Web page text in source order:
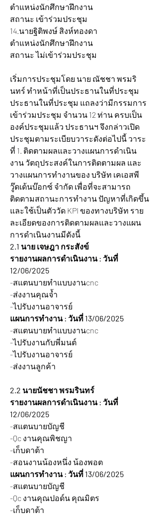
ตำแหน่งนักศึกษาฝึกงาน
สถานะ เข้าร่วมประชุม
14.นายฐิติพงษ์ สิงห์ทองดา
ตำแหน่งนักศึกษาฝึกงาน
สถานะ ไม่เข้าร่วมประชุม
เริ่มการประชุมโดย นาย ณัชชา พรมริ
นทร์ ทำหน้าที่เป็นประธานในที่ประชุม
ประธานในที่ประชุม แถลงว่ามีกรรมการ
เข้าร่วมประชุม จำนวน 12 ท่าน ครบเป็น
องค์ประชุมแล้ว ประธานฯ จึงกล่าวเปิด
ประชุมตามระเบียบวาระดังต่อไปนี้ วาระ
ที่ 1. ติดตามผลและวางแผนการดำเนิน
งาน วัตถุประสงค์ในการติดตามผล และ
วางแผนการทำงานของ บริษัท เคเอสพี
วู๊ดเด้นบ๊อกซ์ จำกัด เพื่อที่จะสามารถ
ติดตามสถานะการทำงาน ปัญหาที่เกิดขึ้น
และใช้เป็นตัววัด KPI ของทางบริษัท ราย
ละเอียดของการติดตามผลและวางแผน
การดำเนินงานมีดังนี้
2.1 นาย เจษฎา กระสังข์
รายงานผลการดำเนินงาน : วันที่
12/06/2025
-สแตนบายทำแบบงานcnc
-ส่งงานคุณจ้ำ
-ไปรับงานอาจารย์
แผนการทำงาน : วันที่ 13/06/2025
-สแตนบายทำแบบงานcnc
-ไปรับงานกับพี่มนต์
-ไปรับงานอาจารย์
-ส่งงานลูกค้า
2.2 นายนัชชา พรมรินทร์
รายงานผลการดำเนินงาน : วันที่
12/06/2025
-สแตนบายบัญชี
-Qc งานคุณพิชญา
-เก็บดาต้า
-สอนงานน้องหนึ่ง น้องพอต
แผนการทำงาน : วันที่ 13/06/2025
-สแตนบายบัญชี
-Qc งานคุณปอด์น คุณมิตร
-เก็บดาต้า